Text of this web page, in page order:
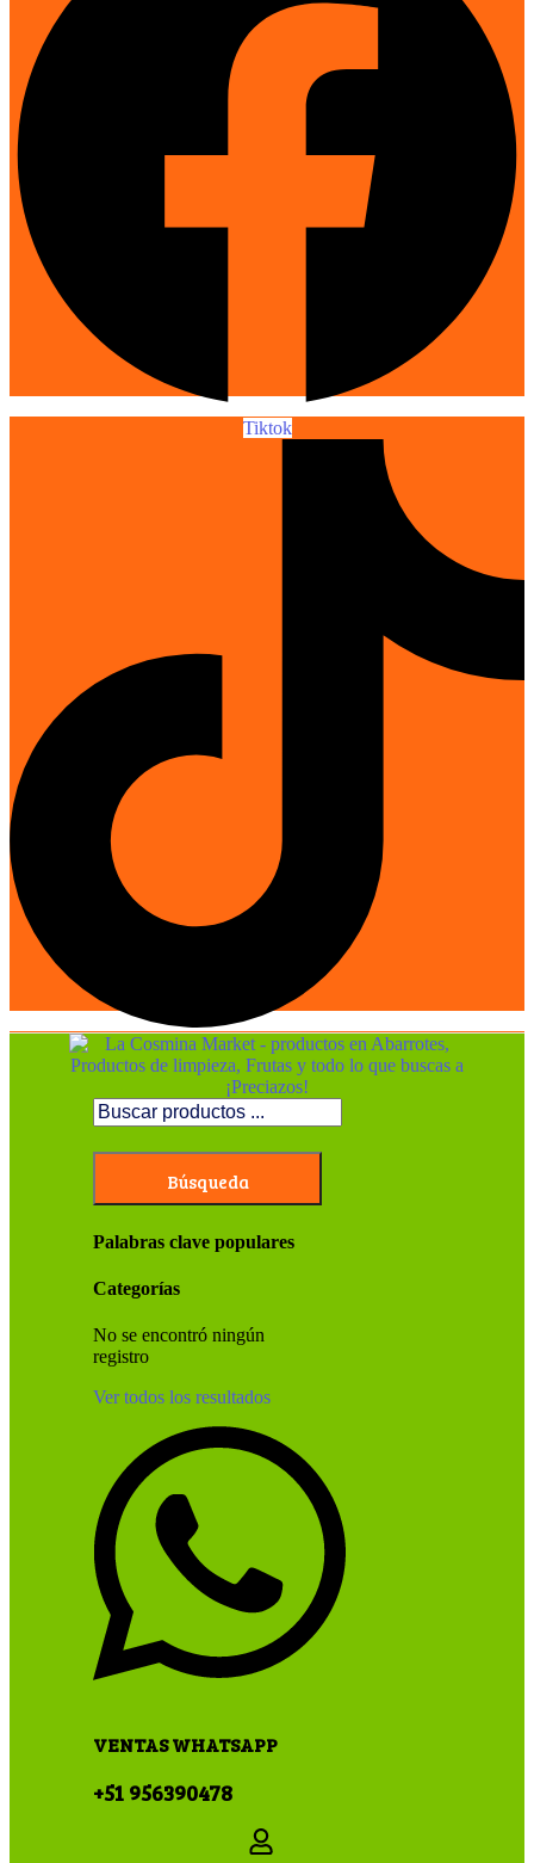
Tiktok
Búsqueda
Palabras clave populares
Categorías
No se encontró ningún
registro
Ver todos los resultados
VENTAS WHATSAPP
+51 956390478